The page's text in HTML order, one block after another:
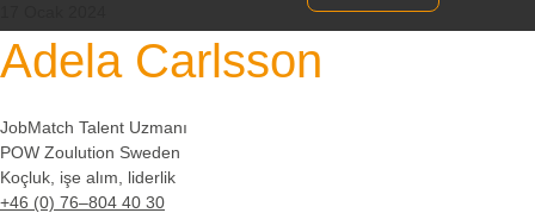
Adela Carlsson
JobMatch Talent Uzmanı
POW Zoulution Sweden
Koçluk, işe alım, liderlik
+46 (0) 76–804 40 30